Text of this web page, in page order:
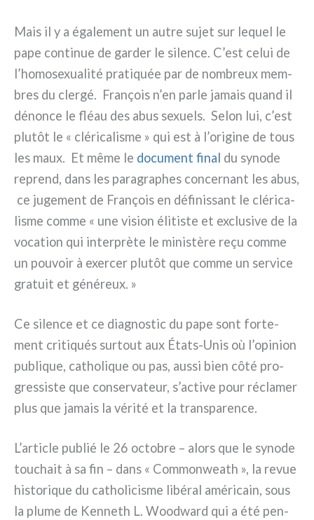
Mais il y a éga­le­ment un autre sujet sur lequel le
pape con­ti­nue de gar­der le silen­ce. C’est celui de
l’homosexualité pra­ti­quée par de nom­breux mem­
bres du cler­gé. François n’en par­le jamais quand il
dénon­ce le fléau des abus sexuels. Selon lui, c’est
plu­tôt le « clé­ri­ca­li­sme » qui est à l’origine de tous
les maux. Et même le docu­ment final du syno­de
reprend, dans les para­gra­phes con­cer­nant les abus,
ce juge­ment de François en défi­nis­sant le clé­ri­ca­
li­sme com­me « une vision éli­ti­ste et exclu­si­ve de la
voca­tion qui inter­prè­te le mini­stè­re reçu com­me
un pou­voir à exer­cer plu­tôt que com­me un ser­vi­ce
gra­tuit et géné­reux. »
Ce silen­ce et ce dia­gno­stic du pape sont for­te­
ment cri­ti­qués sur­tout aux États-Unis où l’opinion
publi­que, catho­li­que ou pas, aus­si bien côté pro­
gres­si­ste que con­ser­va­teur, s’active pour récla­mer
plus que jamais la véri­té et la trans­pa­ren­ce.
L’article publié le 26 octo­bre – alors que le syno­de
tou­chait à sa fin – dans « Commonweath », la revue
histo­ri­que du catho­li­ci­sme libé­ral amé­ri­cain, sous
la plu­me de Kenneth L. Woodward qui a été pen­